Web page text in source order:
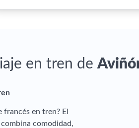
en tren de
francés en tren? El
comodidad,